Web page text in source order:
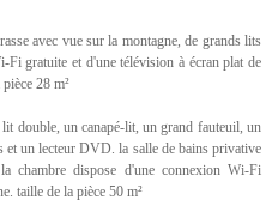
avec vue sur la montagne, de grands lits
gratuite et d'une télévision à écran plat de
28 m²
double, un canapé-lit, un grand fauteuil, un
et un lecteur DVD. la salle de bains privative
chambre dispose d'une connexion Wi-Fi
taille de la pièce 50 m²